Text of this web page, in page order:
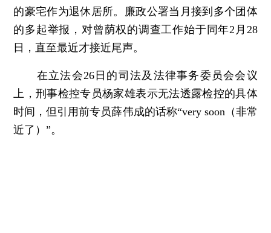
的豪宅作为退休居所。廉政公署当月接到多个团体
的多起举报，对曾荫权的调查工作始于同年2月28
日，直至最近才接近尾声。
在立法会26日的司法及法律事务委员会会议
上，刑事检控专员杨家雄表示无法透露检控的具体
时间，但引用前专员薛伟成的话称“very soon（非常
近了）”。